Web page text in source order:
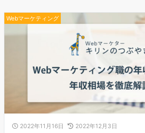
Webマーケティング
2022年11月16日 2022年12月3日